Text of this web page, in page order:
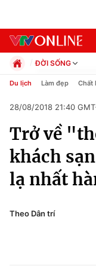
Chuyên mục
Chính trị
Xã hội
Pháp luật
ĐỜI SỐNG
Chính trị
Pháp luật
Kinh tế
Thể thao
Truyền hình
Văn hóa -
Du lịch Làm đẹp Chất
28/08/2018 21:40
Trở về
khách
lạ nhất
Theo Dân trí